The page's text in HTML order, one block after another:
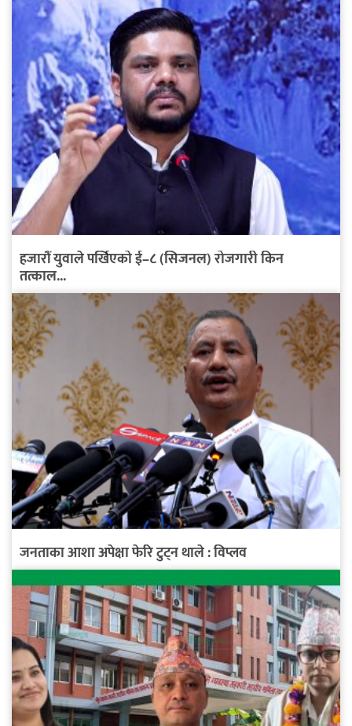
हजारौं युवाले पर्खिएको ई–८ (सिजनल) रोजगारी किन
तत्काल...
जनताका आशा अपेक्षा फेरि टुट्न थाले : विप्लव